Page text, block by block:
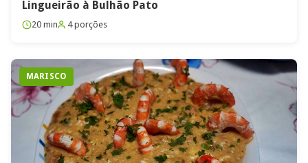
Lingueirão à Bulhão Pato
20 min 4 porções
MARISCO